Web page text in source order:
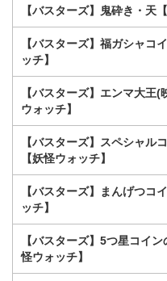
【バスターズ】鬼砕き・天
【バスターズ】福ガシャコ
ッチ】
【バスターズ】エンマ大王
ウォッチ】
【バスターズ】スペシャル
【妖怪ウォッチ】
【バスターズ】まんげつコ
ッチ】
【バスターズ】5つ星コイ
怪ウォッチ】